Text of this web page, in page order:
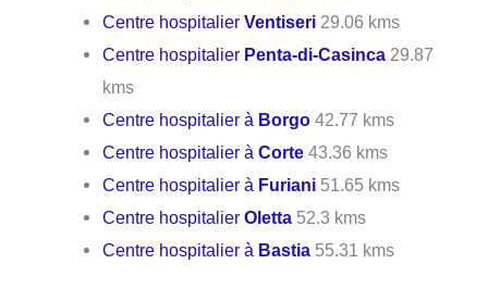
Centre hospitalierVentiseri 29.06 kms
Centre hospitalier Penta-di-Casinca 29.87
kms
Centre hospitalier à Borgo 42.77 kms
Centre hospitalier àCorte 43.36 kms
Centre hospitalier à Furiani 51.65 kms
Centre hospitalierOletta 52.3 kms
Centre hospitalier à Bastia 55.31 kms